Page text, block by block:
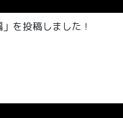
を投稿しました！